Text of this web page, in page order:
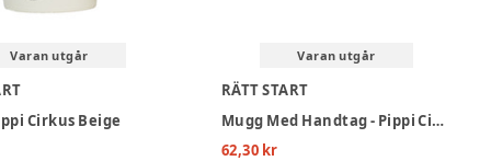
Varan utgår
Cirkus Beige
Varan utgår
RÄTT START
Mugg Med Handtag - Pippi Cirkus Green
62,30 kr